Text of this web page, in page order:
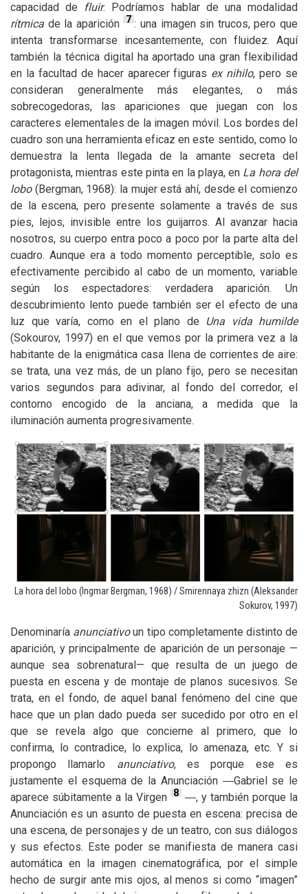
capacidad de fluir. Podríamos hablar de una modalidad
rítmica de la aparición 7 : una imagen sin trucos, pero que
intenta transformarse incesantemente, con fluidez. Aquí
también la técnica digital ha aportado una gran flexibilidad
en la facultad de hacer aparecer figuras ex nihilo, pero se
consideran generalmente más elegantes, o más
sobrecogedoras, las apariciones que juegan con los
caracteres elementales de la imagen móvil. Los bordes del
cuadro son una herramienta eficaz en este sentido, como lo
demuestra la lenta llegada de la amante secreta del
protagonista, mientras este pinta en la playa, en La hora del
lobo(Bergman, 1968): la mujer está ahí, desde el comienzo
de la escena, pero presente solamente a través de sus
pies, lejos, invisible entre los guijarros. Al avanzar hacia
nosotros, su cuerpo entra poco a poco por la parte alta del
cuadro. Aunque era a todo momento perceptible, solo es
efectivamente percibido al cabo de un momento, variable
según los espectadores: verdadera aparición. Un
descubrimiento lento puede también ser el efecto de una
luz que varía, como en el plano de
Una vida humilde
(Sokourov, 1997) en el que vemos por la primera vez a la
habitante de la enigmática casa llena de corrientes de aire:
se trata, una vez más, de un plano fijo, pero se necesitan
varios segundos para adivinar, al fondo del corredor, el
contorno encogido de la anciana, a medida que la
iluminación aumenta progresivamente.
La hora del lobo (Ingmar Bergman, 1968) / Smirennaya zhizn (Aleksander
Sokurov, 1997)
Denominaría anunciativoun tipo completamente distinto de
aparición, y principalmente de aparición de un personaje —
aunque sea sobrenatural— que resulta de un juego de
puesta en escena y de montaje de planos sucesivos. Se
trata, en el fondo, de aquel banal fenómeno del cine que
hace que un plan dado pueda ser sucedido por otro en el
que se revela algo que concierne al primero, que lo
confirma, lo contradice, lo explica, lo amenaza, etc. Y si
propongo llamarlo anunciativo, es porque ese es
justamente el esquema de la Anunciación ―Gabriel se le
aparece súbitamente a la Virgen
8 ―, y también porque la
Anunciación es un asunto de puesta en escena: precisa de
una escena, de personajes y de un teatro, con sus diálogos
y sus efectos. Este poder se manifiesta de manera casi
automática en la imagen cinematográfica, por el simple
hecho de surgir ante mis ojos, al menos si como “imagen”